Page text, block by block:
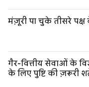
मंज़ूरी पा चुके तीसरे पक्ष
गैर-वित्तीय सेवाओं के
के लिए पुष्टि की ज़रूरी